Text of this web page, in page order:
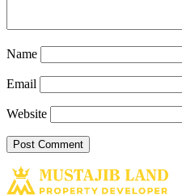
Name
Email
Website